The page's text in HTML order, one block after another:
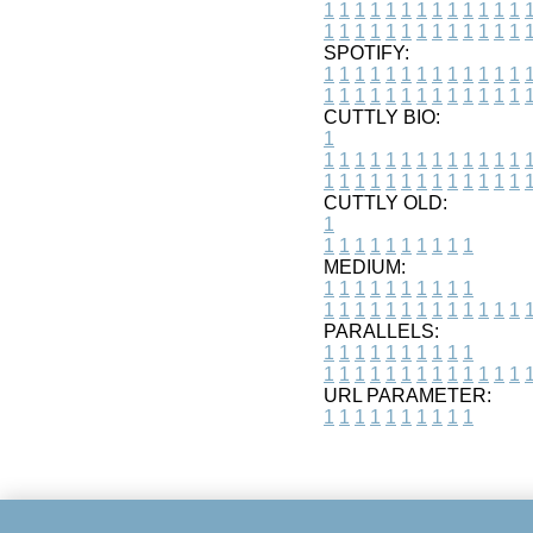
1 1 1 1 1 1 1 1 1 1 1 1 1 1
1 1 1 1 1 1 1 1 1 1 1 1 1 1
SPOTIFY:
1 1 1 1 1 1 1 1 1 1 1 1 1 1
1 1 1 1 1 1 1 1 1 1 1 1 1 1
CUTTLY BIO:
1
1 1 1 1 1 1 1 1 1 1 1 1 1 1
1 1 1 1 1 1 1 1 1 1 1 1 1 1
CUTTLY OLD:
1
1 1 1 1 1 1 1 1 1 1
MEDIUM:
1 1 1 1 1 1 1 1 1 1
1 1 1 1 1 1 1 1 1 1 1 1 1 1
PARALLELS:
1 1 1 1 1 1 1 1 1 1
1 1 1 1 1 1 1 1 1 1 1 1 1 1
URL PARAMETER:
1 1 1 1 1 1 1 1 1 1